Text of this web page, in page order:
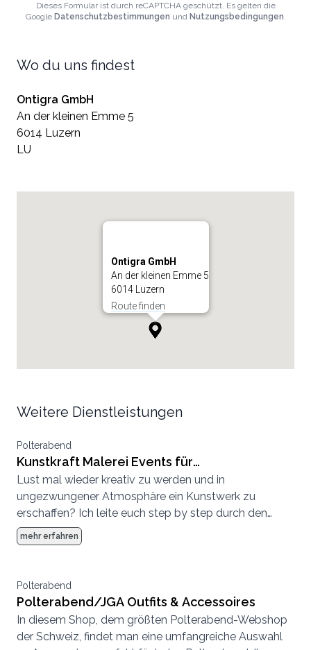
Dieses Formular ist durch reCAPTCHA geschützt. Es gelten die
Google Datenschutzbestimmungen und Nutzungsbedingungen.
Wo du uns findest
Ontigra GmbH
An der kleinen Emme 5
6014 Luzern
LU
Ontigra GmbH
An der kleinen Emme 5
6014 Luzern
Route finden
Weitere Dienstleistungen
Polterabend
Kunstkraft Malerei Events für
Junggesellen/innen Abschiede und
Polterabend
Lust mal wieder kreativ zu werden und in
ungezwungener Atmosphäre ein Kunstwerk zu
erschaffen? Ich leite euch step by step durch den
Prozess und wir bemalen jeder unsere eigene
Leinwand. Es werden dazu keine Vorkenntnisse
Ab 6 bis ca. 100 Personen können Malerei Workshops
schweizweit gebucht werden.
mehr erfahren
Polterabend
Polterabend/JGA Outfits & Accessoires
In diesem Shop, dem größten Polterabend-Webshop
der Schweiz, findet man eine umfangreiche Auswahl